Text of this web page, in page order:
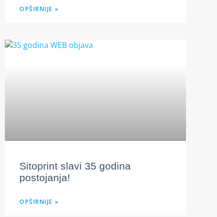
OPŠIRNIJE »
Sitoprint slavi 35 godina
postojanja!
OPŠIRNIJE »